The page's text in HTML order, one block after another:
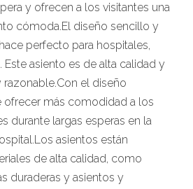
y ofrecen a los visitantes una
cómoda.El diseño sencillo y
perfecto para hospitales,
Este asiento es de alta calidad y
el diseño
más comodidad a los
durante largas esperas en la
asientos están
de alta calidad, como
duraderas y asientos y